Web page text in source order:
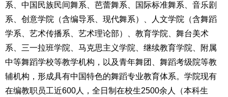
系、中国民族民间舞系、芭蕾舞系、国际标准舞系、音乐剧
系、创意学院（含编导系、现代舞系）、人文学院（含舞蹈
学系、艺术传播系、艺术理论部）、教育学院、舞台美术
系、三一拉班学院、马克思主义学院、继续教育学院、附属
中等舞蹈学校等教学机构，以及青年舞团、舞蹈考级院等教
辅机构，形成具有中国特色的舞蹈专业教育体系。学院现有
在编教职员工近600人，全日制在校生2500余人（本科生